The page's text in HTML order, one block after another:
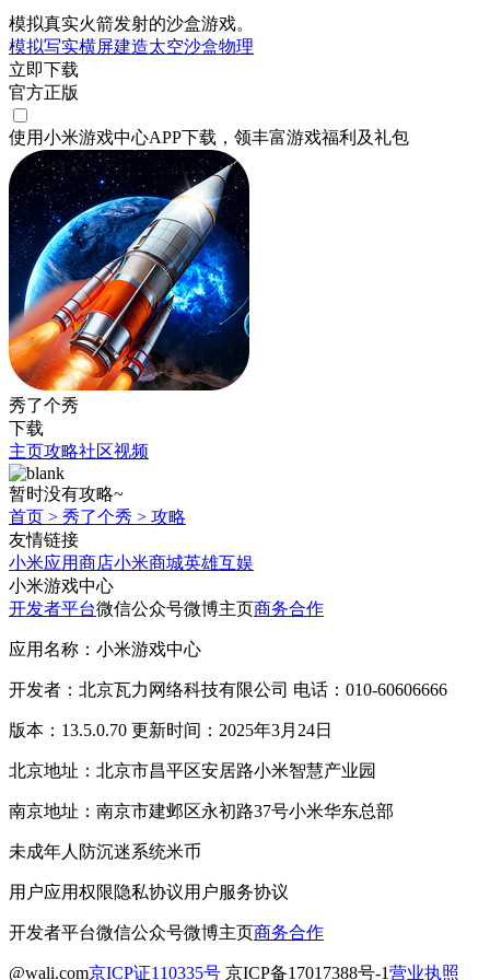
模拟真实火箭发射的沙盒游戏。
模拟写实横屏建造太空沙盒物理
立即下载
官方正版
使用小米游戏中心APP下载 ，领丰富游戏福利 及礼包
秀了个秀
下载
主页攻略社区视频
暂时没有攻略~
首页 > 秀了个秀 > 攻略
友情链接
小米应用商店小米商城英雄互娱
小米游戏中心
开发者平台微信公众号微博主页商务合作
应用名称：小米游戏中心
开发者：北京瓦力网络科技有限公司 电话：010-60606666
版本：13.5.0.70 更新时间：2025年3月24日
北京地址：北京市昌平区安居路小米智慧产业园
南京地址：南京市建邺区永初路37号小米华东总部
未成年人防沉迷系统米币
用户应用权限隐私协议用户服务协议
开发者平台微信公众号微博主页商务合作
@wali.com京ICP证110335号 京ICP备17017388号-1营业执照